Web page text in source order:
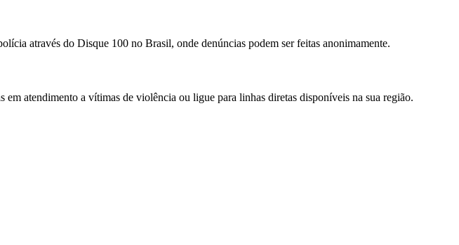
através do Disque 100 no Brasil, onde denúncias podem ser feitas anonimamente.
atendimento a vítimas de violência ou ligue para linhas diretas disponíveis na sua região.